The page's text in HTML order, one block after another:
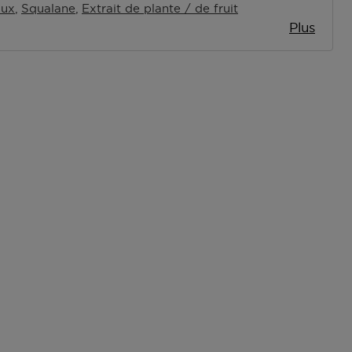
Squalane Extrait de plante / de fruit
Plus